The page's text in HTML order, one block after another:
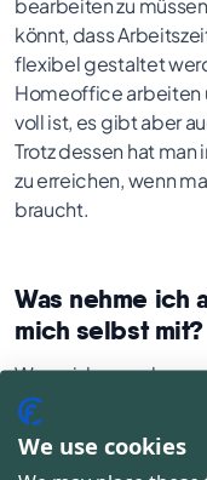
bearbeiten zu
könnt, dass
flexibel gestaltet
Homeoffice arbeiten
voll ist, es gibt aber
Trotz dessen hat
zu erreichen, wenn
braucht.
Was nehme ich
mich selbst mit?
Was mir besonders
jedem helfen und
herrscht
Azubi oder
We use cookies